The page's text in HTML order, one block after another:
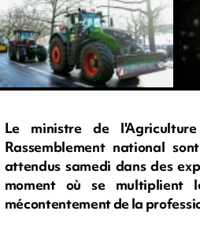
Le ministre de
Rassemblement national
attendus samedi dans des
moment où se multiplient
mécontentement de la